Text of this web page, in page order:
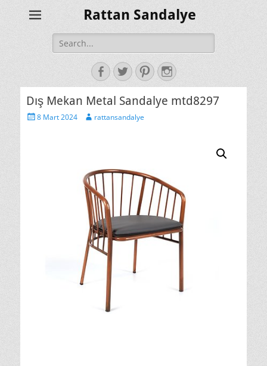
Rattan Sandalye
Search
for:
Facebook
TwitterPinterestInstagram
Dış Mekan Metal Sandalye mtd8297
Posted8 Mart 2024 Authorrattansandalye